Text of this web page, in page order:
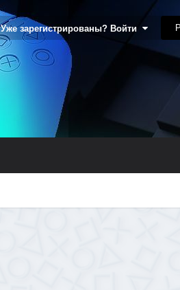
Уже зарегистрированы? Войти